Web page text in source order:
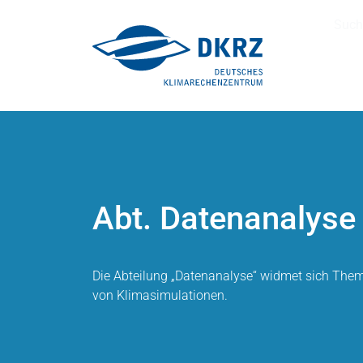
Abt. Datenanalyse
Die Abteilung „Datenanalyse“ widmet sich
von Klimasimulationen.